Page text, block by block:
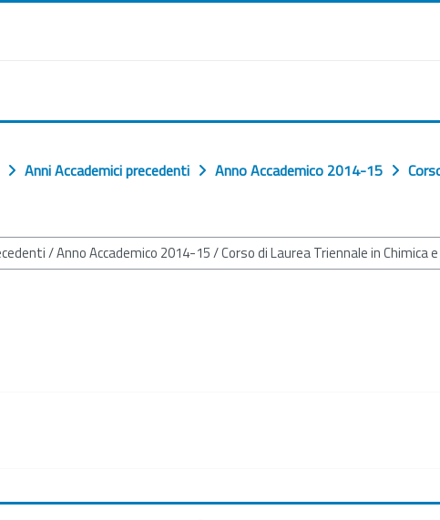
Anni Accademici precedenti Anno Accademico 2014-15